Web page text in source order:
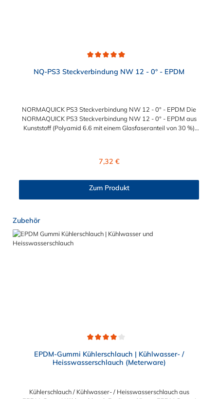
NQ-PS3 Steckverbindung NW 12 - 0° - EPDM
NORMAQUICK PS3 Steckverbindung NW 12 - 0° - EPDM Die
NORMAQUICK PS3 Steckverbindung NW 12 - 0° - EPDM aus
Kunststoff (Polyamid 6.6 mit einem Glasfaseranteil von 30 %)
+135°CBetriebsdruck: 3,5 bar maximalBerstdruck: 20 bar
Regulärer Preis:
7,32 €
Zum Produkt
Produktgalerie überspringen
Zubehör
EPDM-Gummi Kühlerschlauch | Kühlwasser- /
Heisswasserschlauch (Meterware)
Kühlerschlauch / Kühlwasser- / Heisswasserschlauch aus